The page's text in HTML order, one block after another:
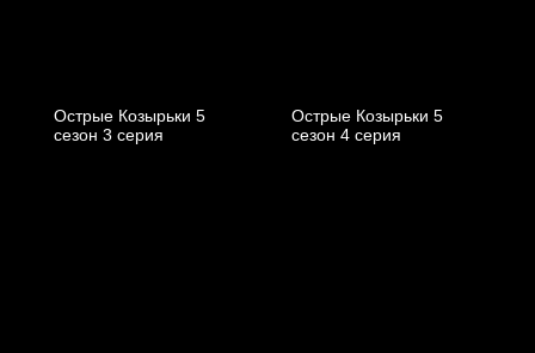
Острые Козырьки 5
cезон 3 cерия
Острые Козырьки 5
cезон 4 cерия